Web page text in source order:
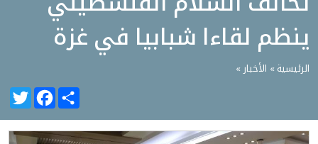
ينظم لقاءا شبابيا في غزة
الرئيسية » الأخبار »
FacebookShare